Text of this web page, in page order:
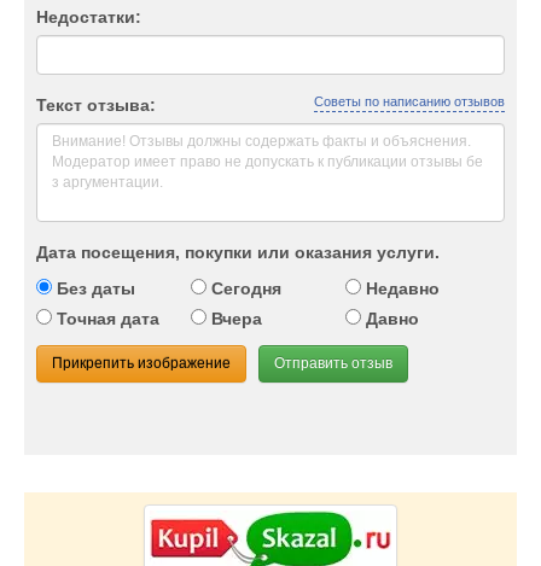
Недостатки:
Текст отзыва: Советы по написанию отзывов
Дата посещения, покупки или оказания услуги.
Без даты
Сегодня
Недавно
Точная дата
Вчера Давно
Прикрепить изображение Отправить отзыв